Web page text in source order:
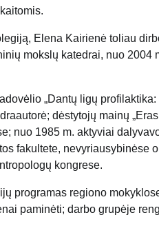
Elena Kairienė toliau
mokslų katedrai, nuo 2004
„Dantų ligų profilaktika:
dėstytojų mainų
nuo 1985 m. aktyviai
fakultete, nevyriausybinėse
kongrese.
programas regiono
paminėti; darbo grupėje